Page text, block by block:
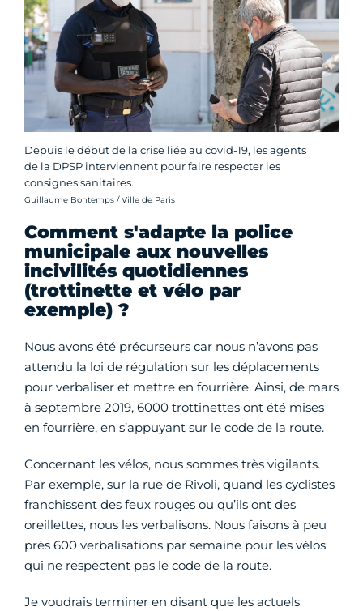
Depuis le début de la crise liée au covid-19, les agents
de la DPSP interviennent pour faire respecter les
consignes sanitaires.
Crédit photo :
Guillaume Bontemps / Ville de Paris
Comment s'adapte la police
municipale aux nouvelles
incivilités quotidiennes
(trottinette et vélo par
exemple) ?
Nous avons été précurseurs car nous n’avons pas
attendu la loi de régulation sur les déplacements
pour verbaliser et mettre en fourrière. Ainsi, de mars
à septembre 2019, 6000 trottinettes ont été mises
en fourrière, en s’appuyant sur le code de la route.
Concernant les vélos, nous sommes très vigilants.
Par exemple, sur la rue de Rivoli, quand les cyclistes
franchissent des feux rouges ou qu’ils ont des
oreillettes, nous les verbalisons. Nous faisons à peu
près 600 verbalisations par semaine pour les vélos
qui ne respectent pas le code de la route.
Je voudrais terminer en disant que les actuels